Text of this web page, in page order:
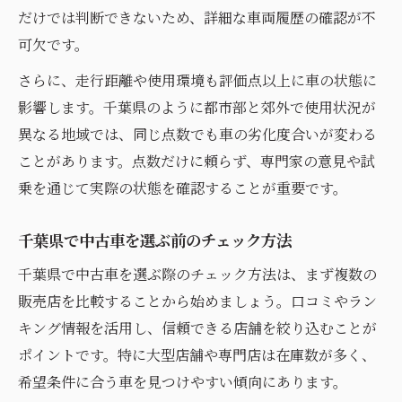
だけでは判断できないため、詳細な車両履歴の確認が不
可欠です。
さらに、走行距離や使用環境も評価点以上に車の状態に
影響します。千葉県のように都市部と郊外で使用状況が
異なる地域では、同じ点数でも車の劣化度合いが変わる
ことがあります。点数だけに頼らず、専門家の意見や試
乗を通じて実際の状態を確認することが重要です。
千葉県で中古車を選ぶ前のチェック方法
千葉県で中古車を選ぶ際のチェック方法は、まず複数の
販売店を比較することから始めましょう。口コミやラン
キング情報を活用し、信頼できる店舗を絞り込むことが
ポイントです。特に大型店舗や専門店は在庫数が多く、
希望条件に合う車を見つけやすい傾向にあります。